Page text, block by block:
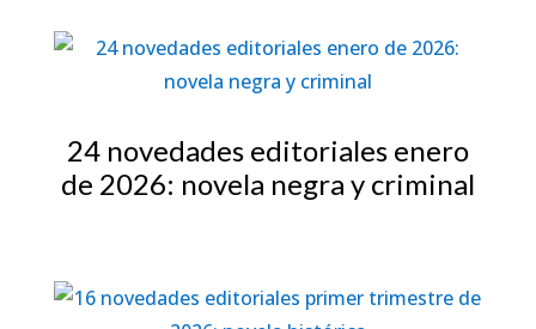
24 novedades editoriales enero
de 2026: novela negra y criminal